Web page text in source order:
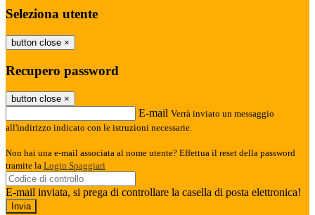
Seleziona utente
button close ×
Recupero password
button close ×
E-mail Verrà inviato un messaggio
all'indirizzo indicato con le istruzioni necessarie.
Non hai una e-mail associata al nome utente? Effettua il reset della password
tramite la Login Spaggiari
E-mail inviata, si prega di controllare la casella di posta elettronica!